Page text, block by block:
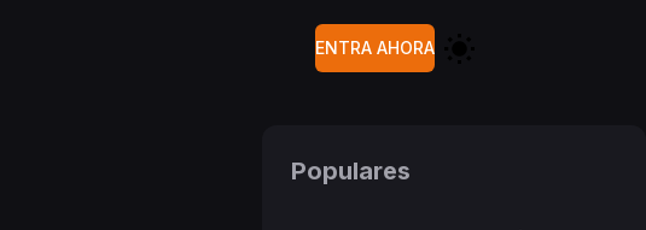
ENTRA AHORA
Populares